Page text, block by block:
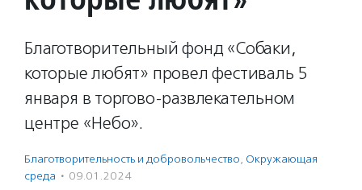
Благотворительный фонд «Собаки,
которые любят» провел фестиваль 5
января в торгово-развлекательном
центре «Небо».
Благотвори­тель­ность и доброволь­чест­во, Окружающая
среда · 09.01.2024